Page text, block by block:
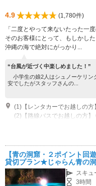
4.9
(1,780件)
「二度とやって来ないたった一
そのお客様にとって、もしかし
沖縄の海で絶対にがっかり...
“台風が近づく中楽しめました！”
小学生の娘2人はシュノーケリン
安でしたがスタッフさんの...
【青の洞窟・２ポイント
貸切プラン★じゃらん青の
タオル無料★駐車場等無料
アー★
スキ
3時間